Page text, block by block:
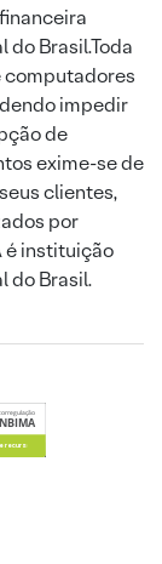
Brasil.Toda
computadores
impedir
de
exime-se de
clientes,
por
é instituição
do Brasil.